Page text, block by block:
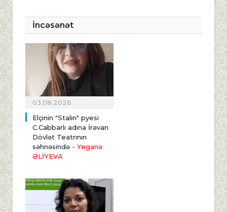
İncəsənət
03.08.2026
Elçinin "Stalin" pyesi
C.Cabbarlı adına İrəvan
Dövlət Teatrının
səhnəsində - Yeganə
ƏLİYEVA